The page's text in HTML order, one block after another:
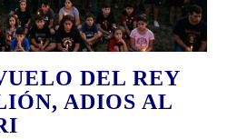
DEL REY
ADIOS AL